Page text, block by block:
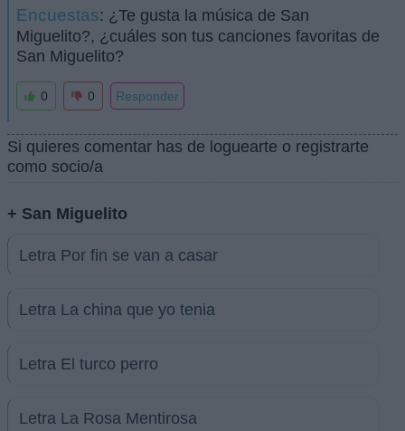
Encuestas: ¿Te gusta la música de San
Miguelito?, ¿cuáles son tus canciones favoritas de
San Miguelito?
0 0 Responder
Si quieres comentar has de loguearte o registrarte
como socio/a
+ San Miguelito
Letra Por fin se van a casar
Letra La china que yo tenia
Letra El turco perro
Letra La Rosa Mentirosa